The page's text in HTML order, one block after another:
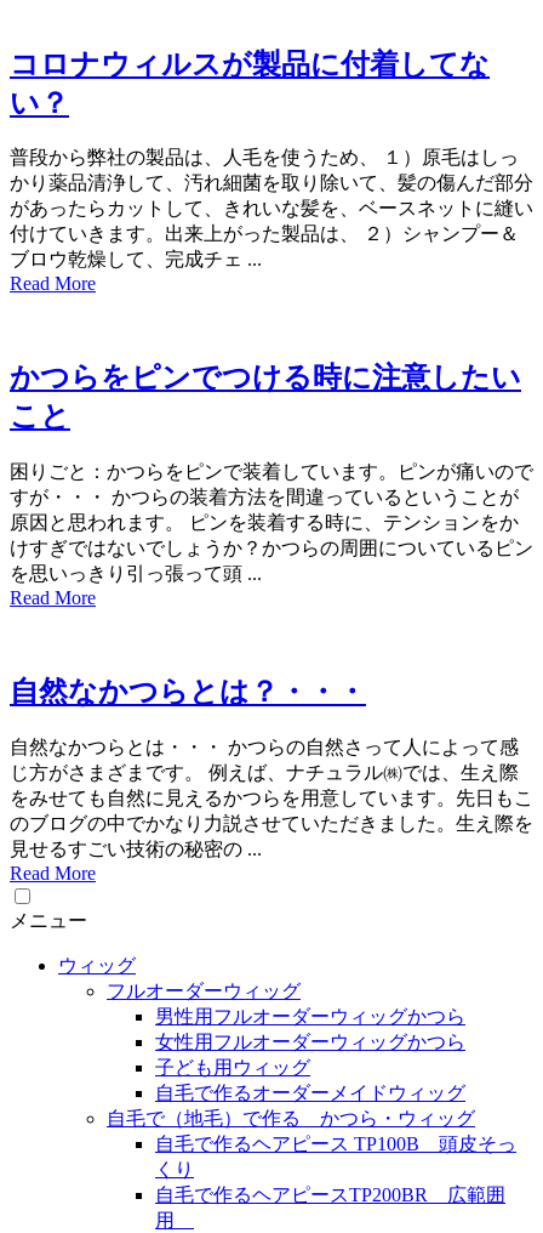
コロナウィルスが製品に付着してな
い？
普段から弊社の製品は、人毛を使うため、 １）原毛はしっ
かり薬品清浄して、汚れ細菌を取り除いて、髪の傷んだ部分
があったらカットして、きれいな髪を、ベースネットに縫い
付けていきます。出来上がった製品は、 ２）シャンプー＆
ブロウ乾燥して、完成チェ ...
Read More
かつらをピンでつける時に注意したい
こと
困りごと：かつらをピンで装着しています。ピンが痛いので
すが・・・ かつらの装着方法を間違っているということが
原因と思われます。 ピンを装着する時に、テンションをか
けすぎではないでしょうか？かつらの周囲についているピン
を思いっきり引っ張って頭 ...
Read More
自然なかつらとは？・・・
自然なかつらとは・・・ かつらの自然さって人によって感
じ方がさまざまです。 例えば、ナチュラル㈱では、生え際
をみせても自然に見えるかつらを用意しています。先日もこ
のブログの中でかなり力説させていただきました。生え際を
見せるすごい技術の秘密の ...
Read More
メニュー
ウィッグ
フルオーダーウィッグ
男性用フルオーダーウィッグかつら
女性用フルオーダーウィッグかつら
子ども用ウィッグ
自毛で作るオーダーメイドウィッグ
自毛で（地毛）で作る かつら・ウィッグ
自毛で作るヘアピース TP100B 頭皮そっ
くり
自毛で作るヘアピースTP200BR 広範囲
用